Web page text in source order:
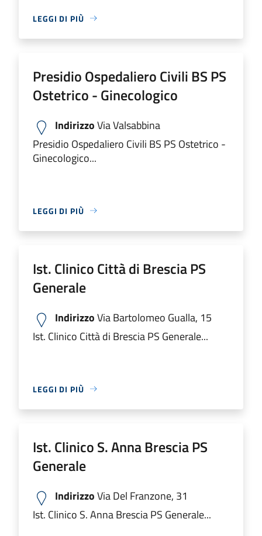
LEGGI DI PIÙ
Presidio Ospedaliero Civili BS PS
Ostetrico - Ginecologico
IndirizzoVia Valsabbina
Presidio Ospedaliero Civili BS PS Ostetrico -
Ginecologico...
LEGGI DI PIÙ
Ist. Clinico Città di Brescia PS
Generale
IndirizzoVia Bartolomeo Gualla, 15
Ist. Clinico Città di Brescia PS Generale...
LEGGI DI PIÙ
Ist. Clinico S. Anna Brescia PS
Generale
IndirizzoVia Del Franzone, 31
Ist. Clinico S. Anna Brescia PS Generale...